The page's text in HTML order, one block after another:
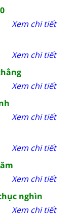
Xem chi tiết
Xem chi tiết
Xem chi tiết
Xem chi tiết
Xem chi tiết
Xem chi tiết
nghìn
Xem chi tiết